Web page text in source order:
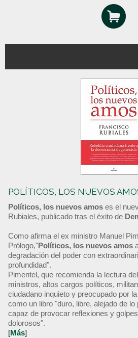
POLÍTICOS, LOS NUEVOS
Políticos, los nuevos amos es el
Rubiales, publicado tras el éxito de
Como afirma el ex ministro Manuel
Prólogo,"Políticos, los nuevos amos
degradación del poder con
profundidad".
Pimentel, que recomienda la lectura
ministros, altos cargos políticos,
ciudadano inquieto y preocupado por
como un libro "duro, libre, alejado de
capaz de provocar reflexiones y
dolorosos".
[Más]